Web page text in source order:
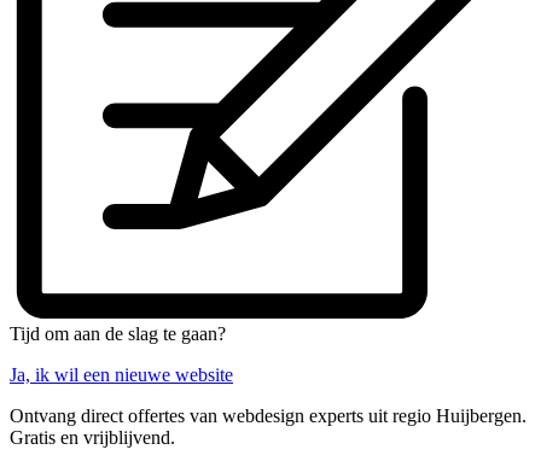
Tijd om aan de slag te gaan?
Ja, ik wil een nieuwe website
Ontvang direct offertes van webdesign experts uit regio Huijbergen.
Gratis en vrijblijvend.